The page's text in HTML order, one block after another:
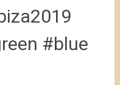
#blue